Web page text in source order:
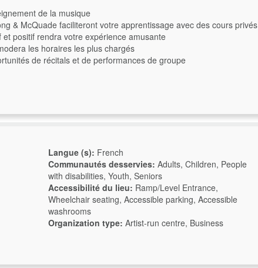
de la musique
& McQuade faciliteront votre apprentissage avec des cours privés
positif rendra votre expérience amusante
les horaires les plus chargés
de récitals et de performances de groupe
Langue (s): French
Communautés desservies: Adults, Children, People
with disabilities, Youth, Seniors
Accessibilité du lieu: Ramp/Level Entrance,
Wheelchair seating, Accessible parking, Accessible
washrooms
Organization type: Artist-run centre, Business